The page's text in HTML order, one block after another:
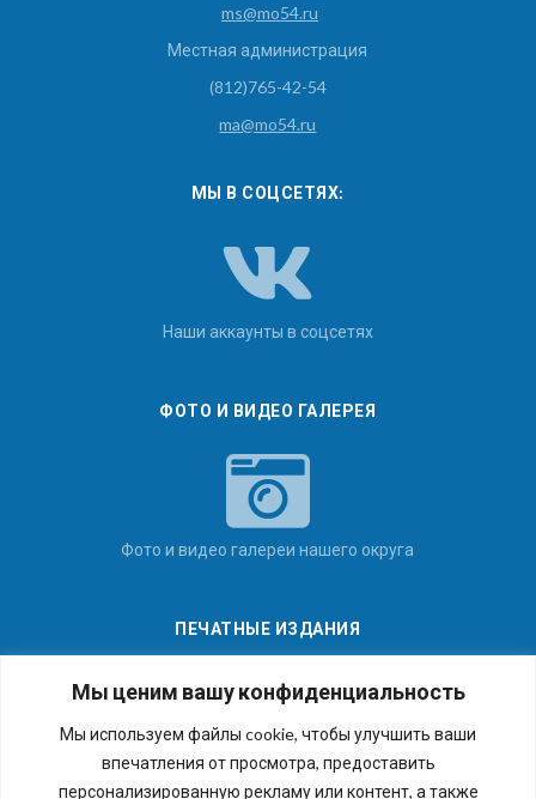
Мы ценим вашу конфиденциальность
Мы используем файлы cookie, чтобы улучшить ваши
впечатления от просмотра, предоставить
персонализированную рекламу или контент, а также
ms@mo54.ru
Местная администрация
(812)765-42-54
ma@mo54.ru
МЫ В СОЦСЕТЯХ:
Наши аккаунты в соцсетях
ФОТО И ВИДЕО ГАЛЕРЕЯ
Фото и видео галереи нашего округа
ПЕЧАТНЫЕ ИЗДАНИЯ
Последние номера наших газет